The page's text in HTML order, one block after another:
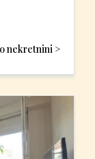
nekretnini >